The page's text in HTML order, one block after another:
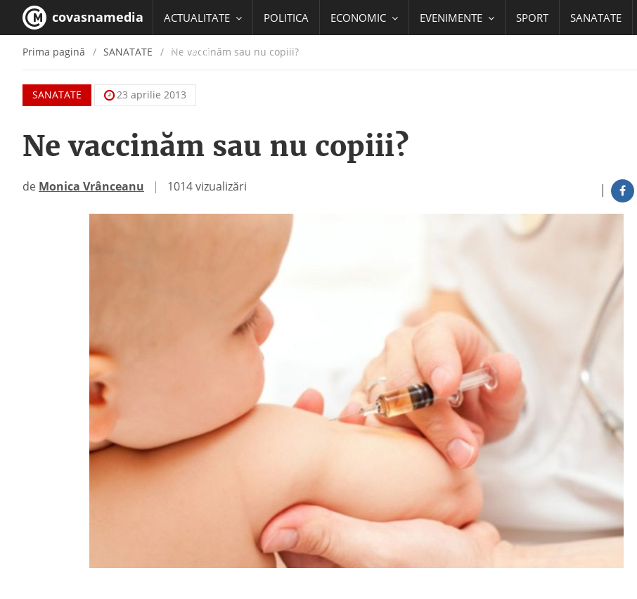
covasnamedia ACTUALITATE POLITICA ECONOMIC EVENIMENTE SPORT SANATATE
EDUCATIE
Prima pagină SANATATE Ne vaccinăm sau nu copiii?
SANATATE 23 aprilie 2013
Ne vaccinăm sau nu copiii?
|
de Monica Vrânceanu | 1014 vizualizări